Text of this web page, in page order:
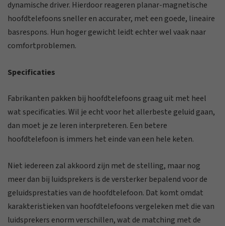
dynamische driver. Hierdoor reageren planar-magnetische
hoofdtelefoons sneller en accurater, met een goede, lineaire
basrespons. Hun hoger gewicht leidt echter wel vaak naar
comfortproblemen.
Specificaties
Fabrikanten pakken bij hoofdtelefoons graag uit met heel
wat specificaties. Wil je echt voor het allerbeste geluid gaan,
dan moet je ze leren interpreteren. Een betere
hoofdtelefoon is immers het einde van een hele keten.
Niet iedereen zal akkoord zijn met de stelling, maar nog
meer dan bij luidsprekers is de versterker bepalend voor de
geluidsprestaties van de hoofdtelefoon. Dat komt omdat
karakteristieken van hoofdtelefoons vergeleken met die van
luidsprekers enorm verschillen, wat de matching met de